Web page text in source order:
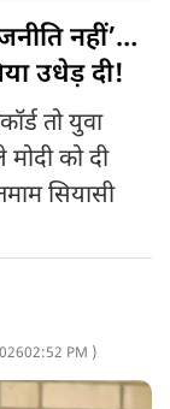
नहीं’…
उधेड़ दी!
तो युवा
मोदी को दी
सियासी
02:52 PM )